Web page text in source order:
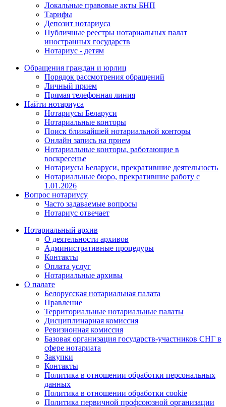
Локальные правовые акты БНП
Тарифы
Депозит нотариуса
Публичные реестры нотариальных палат
иностранных государств
Нотариус - детям
Обращения граждан и юрлиц
Порядок рассмотрения обращений
Личный прием
Прямая телефонная линия
Найти нотариуса
Нотариусы Беларуси
Нотариальные конторы
Поиск ближайшей нотариальной конторы
Онлайн запись на прием
Нотариальные конторы, работающие в
воскресенье
Нотариусы Беларуси, прекратившие деятельность
Нотариальные бюро, прекратившие работу с
1.01.2026
Вопрос нотариусу
Часто задаваемые вопросы
Нотариус отвечает
Нотариальный архив
О деятельности архивов
Административные процедуры
Контакты
Оплата услуг
Нотариальные архивы
О палате
Белорусская нотариальная палата
Правление
Территориальные нотариальные палаты
Дисциплинарная комиссия
Ревизионная комиссия
Базовая организация государств-участников СНГ в
сфере нотариата
Закупки
Контакты
Политика в отношении обработки персональных
данных
Политика в отношении обработки cookie
Политика первичной профсоюзной организации